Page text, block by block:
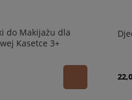
do Makijażu dla
Kasetce 3+